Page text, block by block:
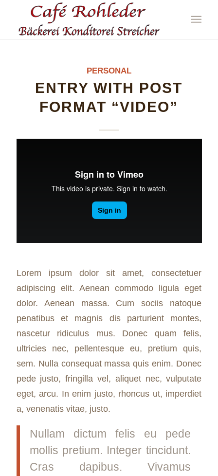
PERSONAL
ENTRY WITH POST
FORMAT “VIDEO”
Lorem ipsum dolor sit amet, consectetuer
adipiscing elit. Aenean commodo ligula eget
dolor. Aenean massa. Cum sociis natoque
penatibus et magnis dis parturient montes,
nascetur ridiculus mus. Donec quam felis,
ultricies nec, pellentesque eu, pretium quis,
sem. Nulla consequat massa quis enim. Donec
pede justo, fringilla vel, aliquet nec, vulputate
eget, arcu. In enim justo, rhoncus ut, imperdiet
a, venenatis vitae, justo.
Nullam dictum felis eu pede
mollis pretium. Integer tincidunt.
Cras dapibus. Vivamus